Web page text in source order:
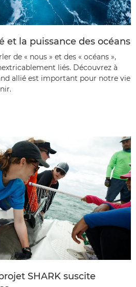
et la puissance des océans
de « nous » et des « océans »,
liés. Découvrez à
allié est important pour notre vie
SHARK suscite